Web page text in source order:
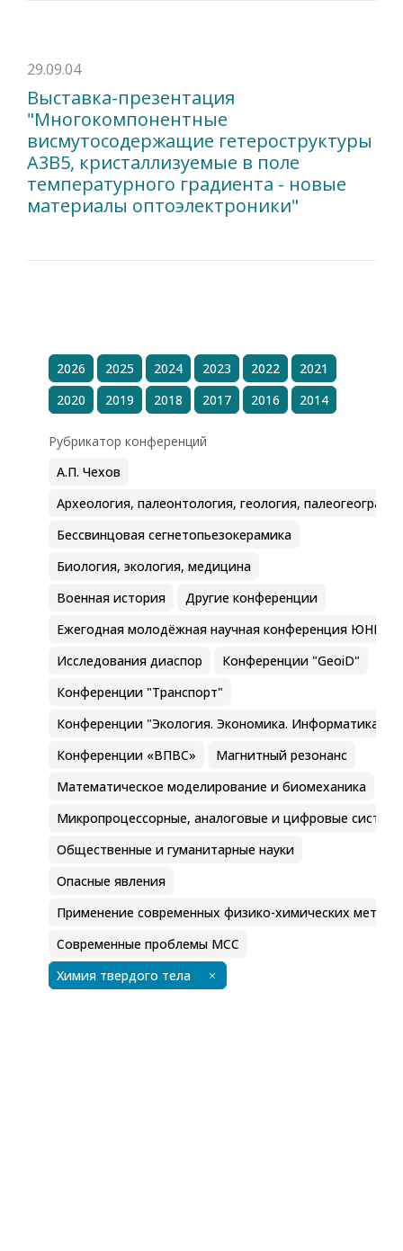
29.09.04
Выставка-презентация
"Многокомпонентные
висмутосодержащие гетероструктуры
А3В5, кристаллизуемые в поле
температурного градиента - новые
материалы оптоэлектроники"
2026 2025 2024 2023 2022
2021
2020
2019 2018 2017 2016 2014
Рубрикатор конференций
А.П. Чехов
Археология, палеонтология, геология,
Бессвинцовая сегнетопьезокерамика
Биология, экология, медицина
Военная история
Другие конференции
Ежегодная молодёжная научная конференция ЮНЦ
Исследования диаспор
Конференции "GeoiD"
Конференции "Транспорт"
Конференции "Экология. Экономика. Информатика"
Конференции «ВПВС»
Магнитный резонанс
Математическое моделирование и биомеханика
Микропроцессорные, аналоговые и цифровые
Общественные и гуманитарные науки
Опасные явления
Применение современных физико-химических
Современные проблемы МСС
Химия твердого тела